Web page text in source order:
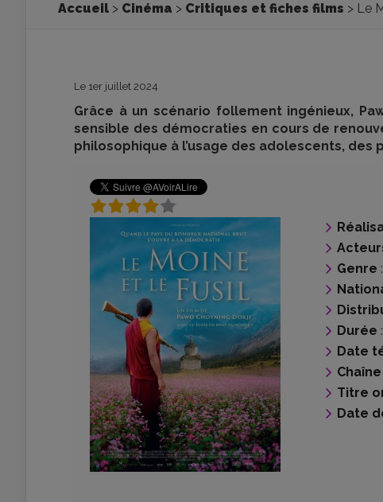
Accueil Cinéma Critiques et fiches films Le
Le 1er juillet 2024
Grâce à un scénario follement ingénieux,
sensible des démocraties en cours de
philosophique à l’usage des adolescents,
Genre :
Durée
Date
Chaîne
Titre
Date